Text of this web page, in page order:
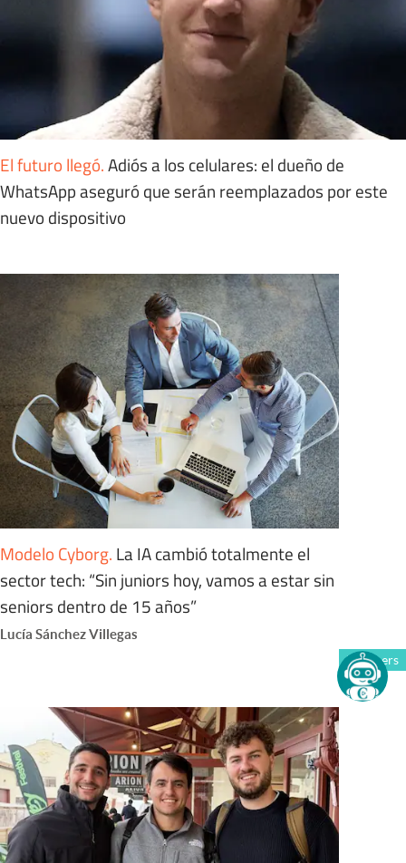
El futuro llegó.Adiós a los celulares: el dueño de
WhatsApp aseguró que serán reemplazados por este
nuevo dispositivo
Modelo Cyborg. La IA cambió totalmente el
sector tech: “Sin juniors hoy, vamos a estar sin
seniors dentro de 15 años”
Lucía Sánchez Villegas
Members